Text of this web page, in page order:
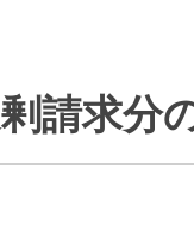
各種お
請求分